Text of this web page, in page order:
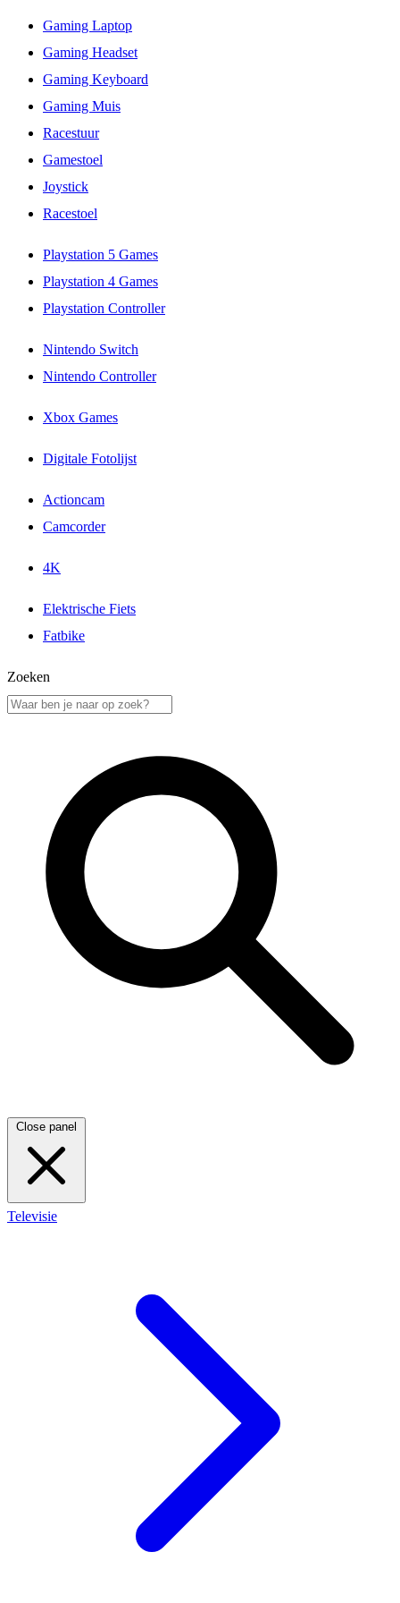
Gaming Laptop
Gaming Headset
Gaming Keyboard
Gaming Muis
Racestuur
Gamestoel
Joystick
Racestoel
Playstation 5 Games
Playstation 4 Games
Playstation Controller
Nintendo Switch
Nintendo Controller
Xbox Games
Digitale Fotolijst
Actioncam
Camcorder
4K
Elektrische Fiets
Fatbike
Zoeken
Close panel
Televisie